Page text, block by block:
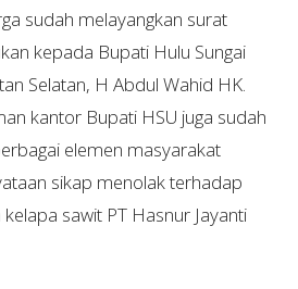
sudah melayangkan surat
kepada Bupati Hulu Sungai
Selatan, H Abdul Wahid HK.
kantor Bupati HSU juga sudah
elemen masyarakat
sikap menolak terhadap
sawit PT Hasnur Jayanti